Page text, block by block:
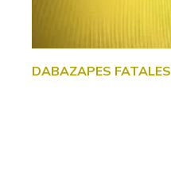
DABAZAPES FATALES